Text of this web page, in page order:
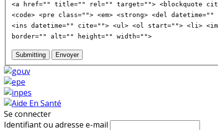
<a href="" title="" rel="" target=""> <blockquote
<code> <pre class=""> <em> <strong> <del
<ins datetime="" cite=""> <ul> <ol start=""> <li>
border="" alt="" height="" width="">
Submitting Envoyer
Se connecter
Identifiant ou adresse e-mail